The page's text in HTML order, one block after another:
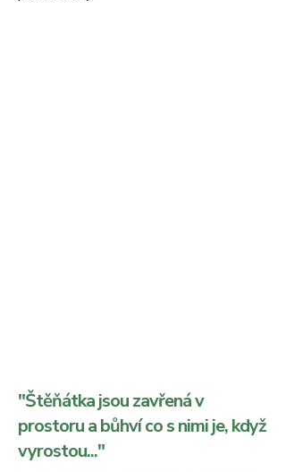
"Štěňátka jsou zavřená v
prostoru a bůhví co s nimi je, když
vyrostou..."